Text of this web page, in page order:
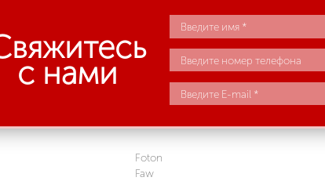
с нами
Foton
Faw